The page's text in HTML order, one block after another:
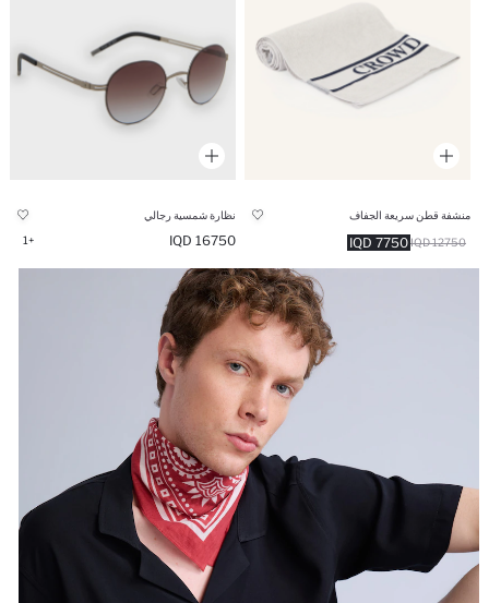
منشفة قطن سريعة الجفاف
7750 IQD 12750 IQD
نظارة شمسية رجالي
16750 IQD
+1